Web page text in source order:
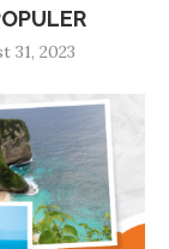
31, 2023